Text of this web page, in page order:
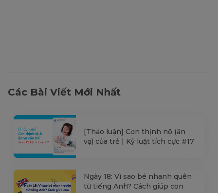
Các Bài Viết Mới Nhất
[Thảo luận] Cơn thịnh nộ (ăn
vạ) của trẻ | Kỷ luật tích cực #17
Ngày 18: Vì sao bé nhanh quên
từ tiếng Anh? Cách giúp con